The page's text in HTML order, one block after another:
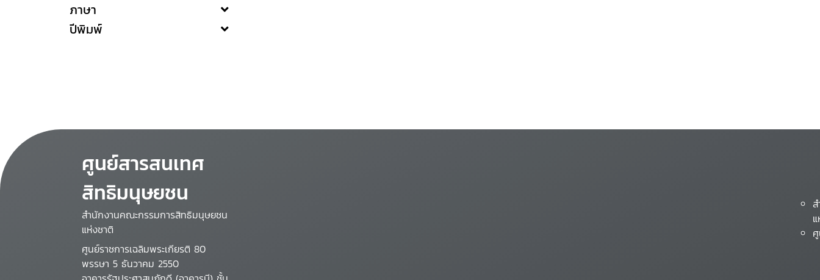
ภาษา
ปีพิมพ์
ศูนย์สารสนเทศ
สิทธิมนุษยชน
สำนักงานคณะกรรมการสิทธิมนุษยชน
แห่งชาติ
ศูนย์ราชการเฉลิมพระเกียรติ 80
พรรษา 5 ธันวาคม 2550